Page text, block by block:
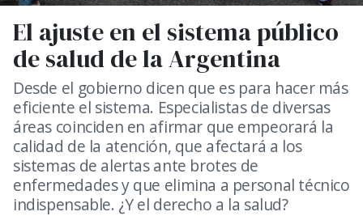
El ajuste en el sistema público
de salud de la Argentina
Desde el gobierno dicen que es para hacer más
eficiente el sistema. Especialistas de diversas
áreas coinciden en afirmar que empeorará la
calidad de la atención, que afectará a los
sistemas de alertas ante brotes de
enfermedades y que elimina a personal técnico
indispensable. ¿Y el derecho a la salud?